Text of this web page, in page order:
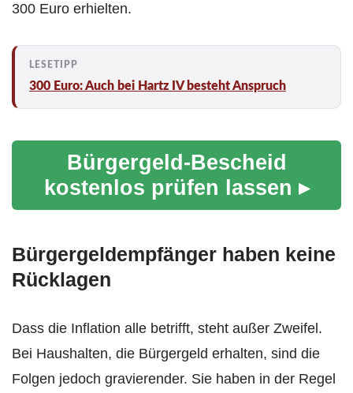
300 Euro erhielten.
300 Euro: Auch bei Hartz IV besteht Anspruch
Bürgergeld-Bescheid
kostenlos prüfen lassen ▸
Bürgergeldempfänger haben keine
Rücklagen
Dass die Inflation alle betrifft, steht außer Zweifel.
Bei Haushalten, die Bürgergeld erhalten, sind die
Folgen jedoch gravierender. Sie haben in der Regel